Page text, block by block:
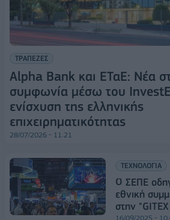
ΤΡΑΠΕΖΕΣ
Alpha Bank και ΕΤαΕ: Νέα
συμφωνία μέσω του
ενίσχυση της ελληνικής
επιχειρηματικότητας
28/07/2026 - 11:21
ΤΕΧΝΟΛΟΓΙΑ
Ο ΣΕΠΕ
εθνική
στην
16/09/2025 -